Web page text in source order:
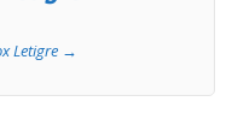
Letigre →